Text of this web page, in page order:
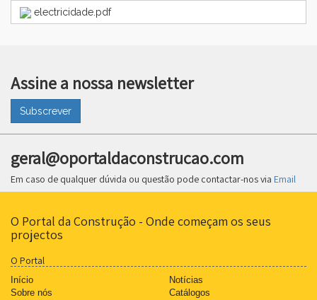
electricidade.pdf
Assine a nossa newsletter
Subscrever
geral@oportaldaconstrucao.com
Em caso de qualquer dúvida ou questão pode contactar-nos via Email
O Portal da Construção - Onde começam os seus
projectos
O Portal
Início
Sobre nós
Notícias
Catálogos